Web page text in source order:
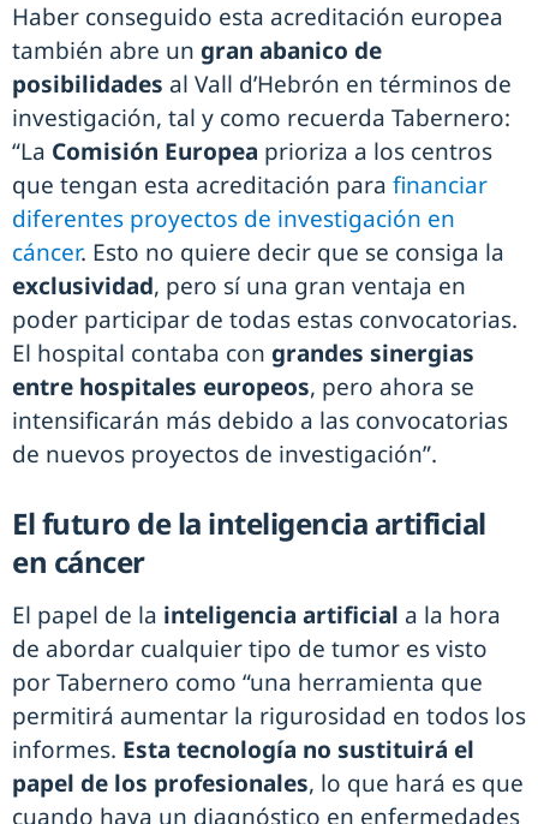
Haber conseguido esta acreditación europea
también abre un gran abanico de
posibilidades al Vall d’Hebrón en términos de
investigación, tal y como recuerda Tabernero:
“La Comisión Europea prioriza a los centros
que tengan esta acreditación para financiar
diferentes proyectos de investigación en
cáncer. Esto no quiere decir que se consiga la
exclusividad, pero sí una gran ventaja en
poder participar de todas estas convocatorias.
El hospital contaba con grandes sinergias
entre hospitales europeos, pero ahora se
intensificarán más debido a las convocatorias
de nuevos proyectos de investigación”.
El futuro de la inteligencia artificial
en cáncer
El papel de la inteligencia artificial a la hora
de abordar cualquier tipo de tumor es visto
por Tabernero como “una herramienta que
permitirá aumentar la rigurosidad en todos los
informes. Esta tecnología no sustituirá el
papel de los profesionales, lo que hará es que
cuando haya un diagnóstico en enfermedades